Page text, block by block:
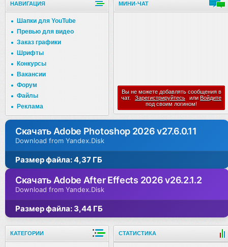
НАВИГАЦИЯ
Шапки для YouTube
Превью для видео
Заказ графики
Шрифты
Конкурсы
Вакансии
Форум
Файлы
Реклама
МИНИ-ЧАТ
Вы не можете добавлять сообщения в
чат.
Зарегистрируйтесь или Войдите
под своим логином!
Скачать Adobe Photoshop 2026 v27.6.0.11
Download from Yandex.Disk
Размер файла: 4,37 ГБ
Скачать Adobe After Effects 2026 v26.2.1.2
Download from Yandex.Disk
Размер файла: 3,44 ГБ
КАТЕГОРИИ СТАТИСТИКА